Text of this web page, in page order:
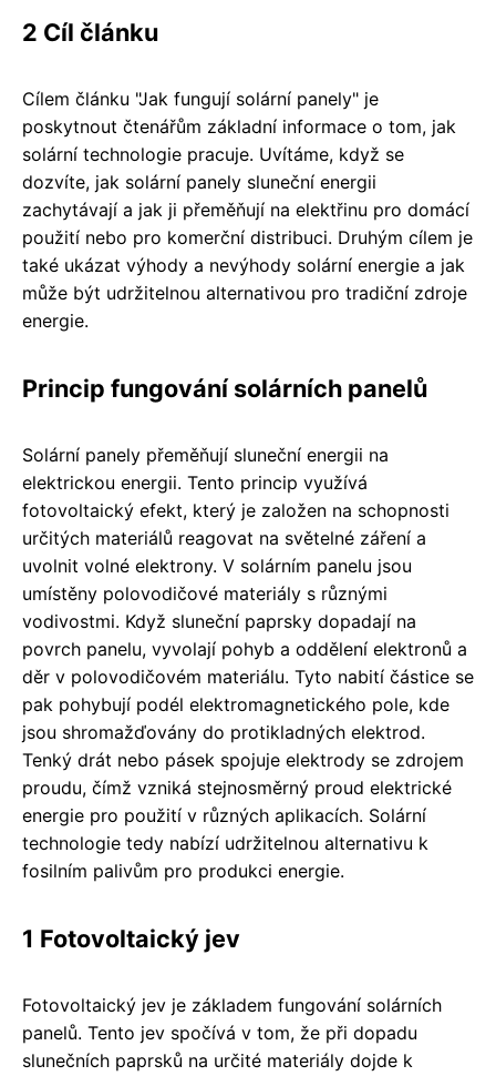
2 Cíl článku
Cílem článku "Jak fungují solární panely" je
poskytnout čtenářům základní informace o tom, jak
solární technologie pracuje. Uvítáme, když se
dozvíte, jak solární panely sluneční energii
zachytávají a jak ji přeměňují na elektřinu pro domácí
použití nebo pro komerční distribuci. Druhým cílem je
také ukázat výhody a nevýhody solární energie a jak
může být udržitelnou alternativou pro tradiční zdroje
energie.
Princip fungování solárních panelů
Solární panely přeměňují sluneční energii na
elektrickou energii. Tento princip využívá
fotovoltaický efekt, který je založen na schopnosti
určitých materiálů reagovat na světelné záření a
uvolnit volné elektrony. V solárním panelu jsou
umístěny polovodičové materiály s různými
vodivostmi. Když sluneční paprsky dopadají na
povrch panelu, vyvolají pohyb a oddělení elektronů a
děr v polovodičovém materiálu. Tyto nabití částice se
pak pohybují podél elektromagnetického pole, kde
jsou shromažďovány do protikladných elektrod.
Tenký drát nebo pásek spojuje elektrody se zdrojem
proudu, čímž vzniká stejnosměrný proud elektrické
energie pro použití v různých aplikacích. Solární
technologie tedy nabízí udržitelnou alternativu k
fosilním palivům pro produkci energie.
1 Fotovoltaický jev
Fotovoltaický jev je základem fungování solárních
panelů. Tento jev spočívá v tom, že při dopadu
slunečních paprsků na určité materiály dojde k